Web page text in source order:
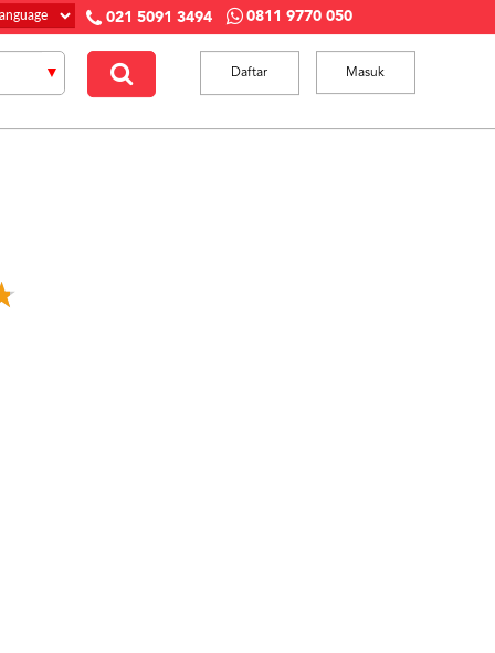
021 5091 3494 0811 9770 050
Masuk
Daftar